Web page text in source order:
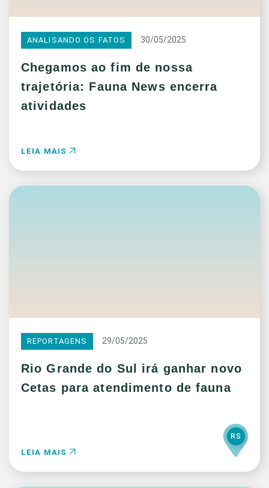
ANALISANDO OS FATOS 30/05/2025
Chegamos ao fim de nossa
trajetória: Fauna News encerra
atividades
LEIA MAIS
REPORTAGENS 29/05/2025
Rio Grande do Sul irá ganhar novo
Cetas para atendimento de fauna
LEIA MAIS
RS